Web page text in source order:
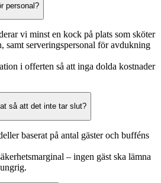
personal?
vi minst en kock på plats som sköter
samt serveringspersonal för avdukning
i offerten så att inga dolda kostnader
så att det inte tar slut?
baserat på antal gäster och bufféns
– ingen gäst ska lämna